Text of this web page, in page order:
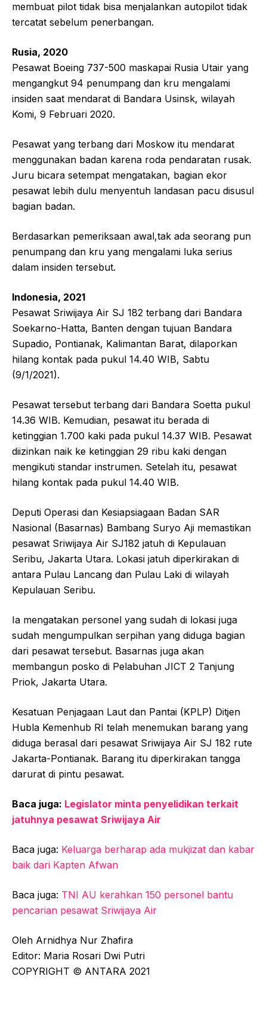
membuat pilot tidak bisa menjalankan autopilot tidak
tercatat sebelum penerbangan.
Rusia, 2020
Pesawat Boeing 737-500 maskapai Rusia Utair yang
mengangkut 94 penumpang dan kru mengalami
insiden saat mendarat di Bandara Usinsk, wilayah
Komi, 9 Februari 2020.
Pesawat yang terbang dari Moskow itu mendarat
menggunakan badan karena roda pendaratan rusak.
Juru bicara setempat mengatakan, bagian ekor
pesawat lebih dulu menyentuh landasan pacu disusul
bagian badan.
Berdasarkan pemeriksaan awal,tak ada seorang pun
penumpang dan kru yang mengalami luka serius
dalam insiden tersebut.
Indonesia, 2021
Pesawat Sriwijaya Air SJ 182 terbang dari Bandara
Soekarno-Hatta, Banten dengan tujuan Bandara
Supadio, Pontianak, Kalimantan Barat, dilaporkan
hilang kontak pada pukul 14.40 WIB, Sabtu
(9/1/2021).
Pesawat tersebut terbang dari Bandara Soetta pukul
14.36 WIB. Kemudian, pesawat itu berada di
ketinggian 1.700 kaki pada pukul 14.37 WIB. Pesawat
diizinkan naik ke ketinggian 29 ribu kaki dengan
mengikuti standar instrumen. Setelah itu, pesawat
hilang kontak pada pukul 14.40 WIB.
Deputi Operasi dan Kesiapsiagaan Badan SAR
Nasional (Basarnas) Bambang Suryo Aji memastikan
pesawat Sriwijaya Air SJ182 jatuh di Kepulauan
Seribu, Jakarta Utara. Lokasi jatuh diperkirakan di
antara Pulau Lancang dan Pulau Laki di wilayah
Kepulauan Seribu.
Ia mengatakan personel yang sudah di lokasi juga
sudah mengumpulkan serpihan yang diduga bagian
dari pesawat tersebut. Basarnas juga akan
membangun posko di Pelabuhan JICT 2 Tanjung
Priok, Jakarta Utara.
Kesatuan Penjagaan Laut dan Pantai (KPLP) Ditjen
Hubla Kemenhub RI telah menemukan barang yang
diduga berasal dari pesawat Sriwijaya Air SJ 182 rute
Jakarta-Pontianak. Barang itu diperkirakan tangga
darurat di pintu pesawat.
Baca juga: Legislator minta penyelidikan terkait
jatuhnya pesawat Sriwijaya Air
Baca juga: Keluarga berharap ada mukjizat dan kabar
baik dari Kapten Afwan
Baca juga: TNI AU kerahkan 150 personel bantu
pencarian pesawat Sriwijaya Air
Oleh Arnidhya Nur Zhafira
Editor: Maria Rosari Dwi Putri
COPYRIGHT © ANTARA 2021